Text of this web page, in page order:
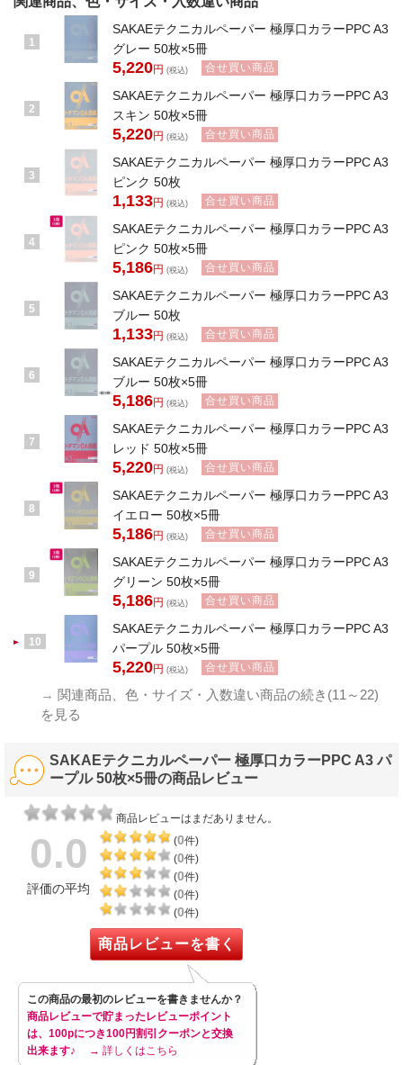
1
SAKAEテクニカルペーパー 極厚口カラーPPC A3
グレー 50枚×5冊
5,220円 (税込) 合せ買い商品
2
SAKAEテクニカルペーパー 極厚口カラーPPC A3
スキン 50枚×5冊
5,220円 (税込) 合せ買い商品
3
SAKAEテクニカルペーパー 極厚口カラーPPC A3
ピンク 50枚
1,133円 (税込) 合せ買い商品
4
SAKAEテクニカルペーパー 極厚口カラーPPC A3
ピンク 50枚×5冊
5,186円 (税込) 合せ買い商品
5
SAKAEテクニカルペーパー 極厚口カラーPPC A3
ブルー 50枚
1,133円 (税込) 合せ買い商品
6
SAKAEテクニカルペーパー 極厚口カラーPPC A3
ブルー 50枚×5冊
5,186円 (税込) 合せ買い商品
7
SAKAEテクニカルペーパー 極厚口カラーPPC A3
レッド 50枚×5冊
5,220円 (税込) 合せ買い商品
8
SAKAEテクニカルペーパー 極厚口カラーPPC A3
イエロー 50枚×5冊
5,186円 (税込) 合せ買い商品
9
SAKAEテクニカルペーパー 極厚口カラーPPC A3
グリーン 50枚×5冊
5,186円 (税込) 合せ買い商品
10
SAKAEテクニカルペーパー 極厚口カラーPPC A3
パープル 50枚×5冊
5,220円 (税込) 合せ買い商品
→ 関連商品、色・サイズ・入数違い商品の続き(11～22)
を見る
SAKAEテクニカルペーパー 極厚口カラーPPC A3 パ
ープル 50枚×5冊の商品レビュー
商品レビューはまだありません。
0.0
評価の平均
(0件)
(0件)
(0件)
(0件)
(0件)
商品レビューを書く
この商品の最初のレビューを書きませんか？
商品レビューで貯まったレビューポイント
は、100pにつき100円割引クーポンと交換
出来ます♪
→ 詳しくはこちら